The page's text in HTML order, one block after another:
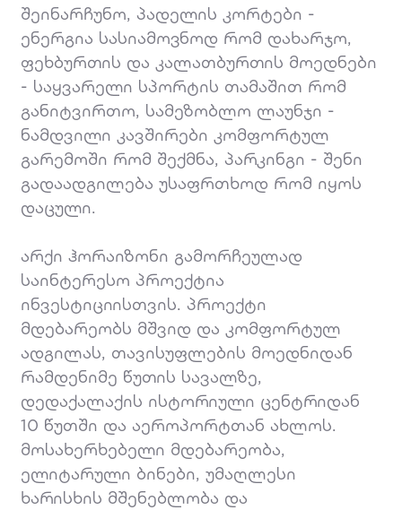
შეინარჩუნო, პადელის კორტები -
ენერგია სასიამოვნოდ რომ დახარჯო,
ფეხბურთის და კალათბურთის მოედნები
- საყვარელი სპორტის თამაშით რომ
განიტვირთო, სამეზობლო ლაუნჯი -
ნამდვილი კავშირები კომფორტულ
გარემოში რომ შექმნა, პარკინგი - შენი
გადაადგილება უსაფრთხოდ რომ იყოს
დაცული.
არქი ჰორაიზონი გამორჩეულად
საინტერესო პროექტია
ინვესტიციისთვის. პროექტი
მდებარეობს მშვიდ და კომფორტულ
ადგილას, თავისუფლების მოედნიდან
რამდენიმე წუთის სავალზე,
დედაქალაქის ისტორიული ცენტრიდან
10 წუთში და აეროპორტთან ახლოს.
მოსახერხებელი მდებარეობა,
ელიტარული ბინები, უმაღლესი
ხარისხის მშენებლობა და